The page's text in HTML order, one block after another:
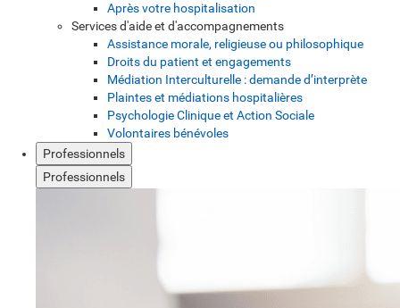
Après votre hospitalisation
Services d'aide et d'accompagnements
Assistance morale, religieuse ou philosophique
Droits du patient et engagements
Médiation Interculturelle : demande d’interprète
Plaintes et médiations hospitalières
Psychologie Clinique et Action Sociale
Volontaires bénévoles
Professionnels
Professionnels